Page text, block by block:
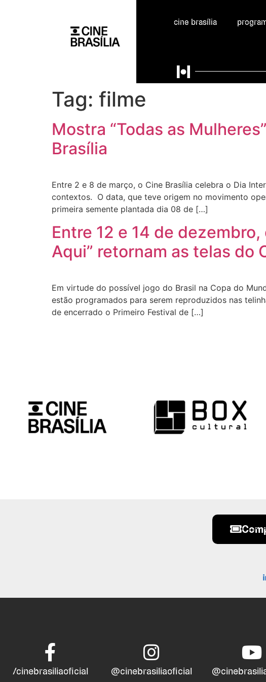
cine brasília
Tag: filme
Mostra “Todas as
Brasília
Entre 2 e 8 de março, o Cine Brasília celebra o Dia
contextos. O data, que teve origem no movimento
primeira semente plantada dia 08 de […]
Entre 12 e 14 de
Aqui” retornam as telas do
Em virtude do possível jogo do Brasil na Copa do
estão programados para serem reproduzidos nas
de encerrado o Primeiro Festival de […]
/cinebrasiliaoficial @cinebrasiliaoficial